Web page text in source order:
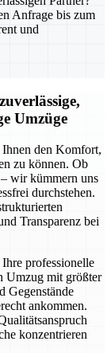
Anfrage bis zum
und
Umzüge
den Komfort,
zu können. Ob
wir kümmern uns
durchstehen.
Transparenz bei
professionelle
Umzug mit größter
Gegenstände
ankommen.
konzentrieren